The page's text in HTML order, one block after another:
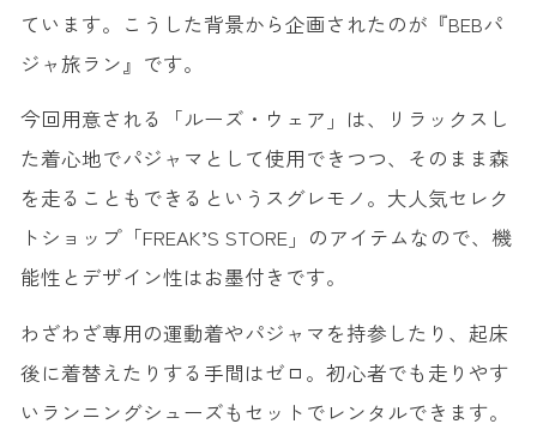
ています。こうした背景から企画されたのが『BEBパ
ジャ旅ラン』です。
今回用意される「ルーズ・ウェア」は、リラックスし
た着心地でパジャマとして使用できつつ、そのまま森
を走ることもできるというスグレモノ。大人気セレク
トショップ「FREAK’S STORE」のアイテムなので、機
能性とデザイン性はお墨付きです。
わざわざ専用の運動着やパジャマを持参したり、起床
後に着替えたりする手間はゼロ。初心者でも走りやす
いランニングシューズもセットでレンタルできます。